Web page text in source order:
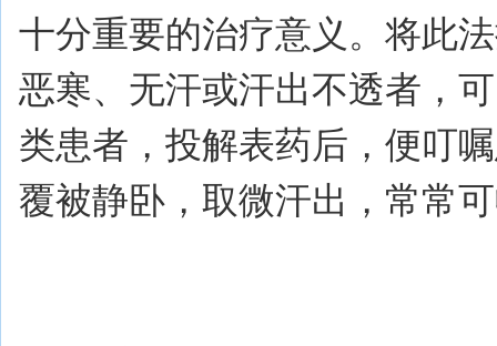
十分重要的治疗意义。将此
恶寒、无汗或汗出不透者，
类患者，投解表药后，便叮
覆被静卧，取微汗出，常常